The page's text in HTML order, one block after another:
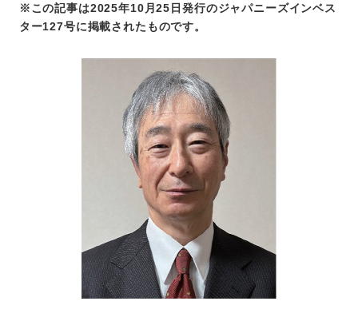
※この記事は2025年10月25日発行のジャパニーズインベス
ター127号に掲載されたものです。